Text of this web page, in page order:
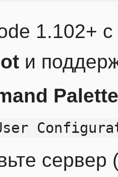
1.102+
и
Palette
сервер